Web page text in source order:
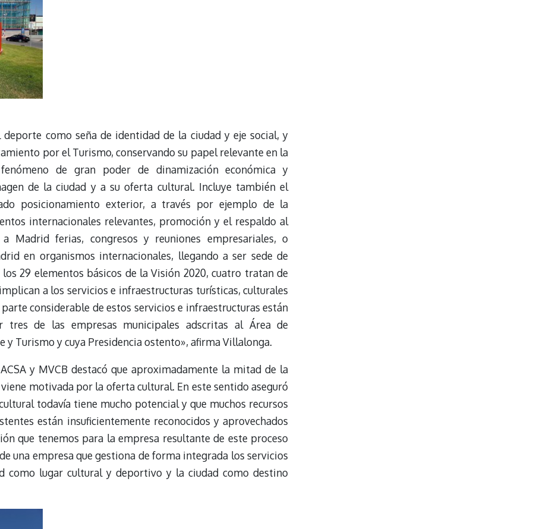
como seña de identidad de la ciudad y eje social, y
por el Turismo, conservando su papel relevante en la
de gran poder de dinamización económica y
de la ciudad y a su oferta cultural. Incluye también el
posicionamiento exterior, a través por ejemplo de la
internacionales relevantes, promoción y el respaldo al
Madrid ferias, congresos y reuniones empresariales, o
en organismos internacionales, llegando a ser sede de
los 29 elementos básicos de la Visión 2020, cuatro tratan de
a los servicios e infraestructuras turísticas, culturales
considerable de estos servicios e infraestructuras están
tres de las empresas municipales adscritas al Área de
y Turismo y cuya Presidencia ostento», afirma Villalonga.
y MVCB destacó que aproximadamente la mitad de la
motivada por la oferta cultural. En este sentido aseguró
todavía tiene mucho potencial y que muchos recursos
están insuficientemente reconocidos y aprovechados
que tenemos para la empresa resultante de este proceso
una empresa que gestiona de forma integrada los servicios
como lugar cultural y deportivo y la ciudad como destino